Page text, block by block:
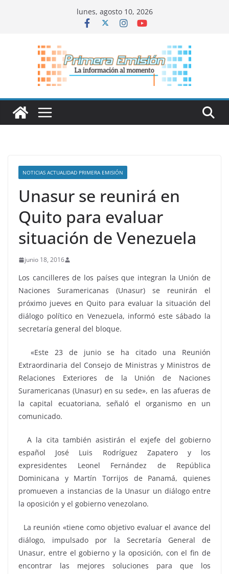
lunes, agosto 10, 2026
NOTICIAS ACTUALIDAD PRIMERA EMISIÓN
Unasur se reunirá en
Quito para evaluar
situación de Venezuela
junio 18, 2016
Los cancilleres de los países que integran la Unión de
Naciones Suramericanas (Unasur) se reunirán el
próximo jueves en Quito para evaluar la situación del
diálogo político en Venezuela, informó este sábado la
secretaría general del bloque.
«Este 23 de junio se ha citado una Reunión
Extraordinaria del Consejo de Ministras y Ministros de
Relaciones Exteriores de la Unión de Naciones
Suramericanas (Unasur) en su sede», en las afueras de
la capital ecuatoriana, señaló el organismo en un
comunicado.
A la cita también asistirán el exjefe del gobierno
español José Luis Rodríguez Zapatero y los
expresidentes Leonel Fernández de República
Dominicana y Martín Torrijos de Panamá, quienes
promueven a instancias de la Unasur un diálogo entre
la oposición y el gobierno venezolano.
La reunión «tiene como objetivo evaluar el avance del
diálogo, impulsado por la Secretaría General de
Unasur, entre el gobierno y la oposición, con el fin de
encontrar las mejores soluciones para que los